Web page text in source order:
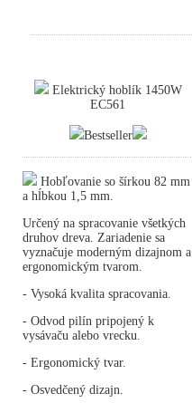
Elektrický hoblík 1450W
EC561
Bestseller
Hobľovanie so šírkou 82 mm
a hĺbkou 1,5 mm.
Určený na spracovanie všetkých
druhov dreva. Zariadenie sa
vyznačuje moderným dizajnom a
ergonomickým tvarom.
- Vysoká kvalita spracovania.
- Odvod pilín pripojený k
vysávaču alebo vrecku.
- Ergonomický tvar.
- Osvedčený dizajn.